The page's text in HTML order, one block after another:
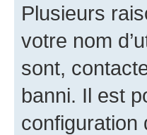
Plusieurs
votre nom
sont,
banni. Il est
configuration